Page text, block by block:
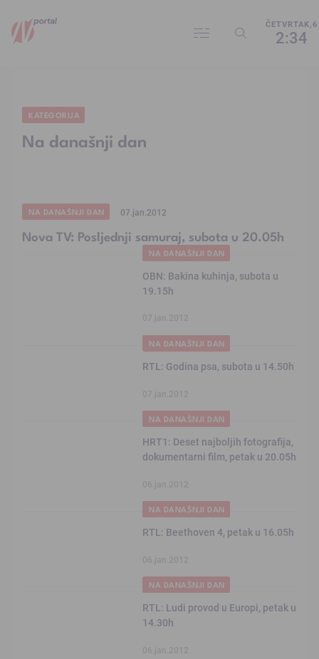
ČETVRTAK,6
2:34
KATEGORIJA
Na današnji dan
NA DANAŠNJI DAN 07.jan.2012
Nova TV: Posljednji samuraj, subota u 20.05h
NA DANAŠNJI DAN
OBN: Bakina kuhinja, subota u
19.15h
NA DANAŠNJI DAN
RTL: Godina psa, subota u 14.50h
NA DANAŠNJI DAN
HRT1: Deset najboljih fotografija,
dokumentarni film, petak u 20.05h
NA DANAŠNJI DAN
RTL: Beethoven 4, petak u 16.05h
NA DANAŠNJI DAN
RTL: Ludi provod u Europi, petak u
14.30h